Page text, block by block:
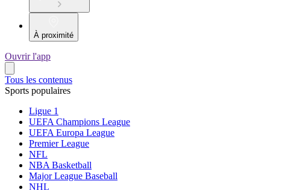
À proximité
Ouvrir l'app
Tous les contenus
Sports populaires
Ligue 1
UEFA Champions League
UEFA Europa League
Premier League
NFL
NBA Basketball
Major League Baseball
NHL